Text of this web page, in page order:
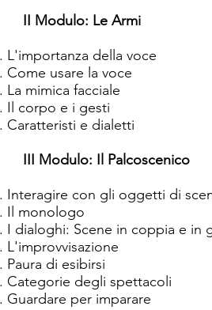
II Modulo: Le Armi
L'importanza della voce
Come usare la voce
La mimica facciale
Il corpo e i gesti
Caratteristi e dialetti
III Modulo: Il Palcoscenico
Interagire con gli oggetti di
Il monologo
I dialoghi: Scene in coppia e in
L'improvvisazione
Paura di esibirsi
Categorie degli spettacoli
Guardare per imparare